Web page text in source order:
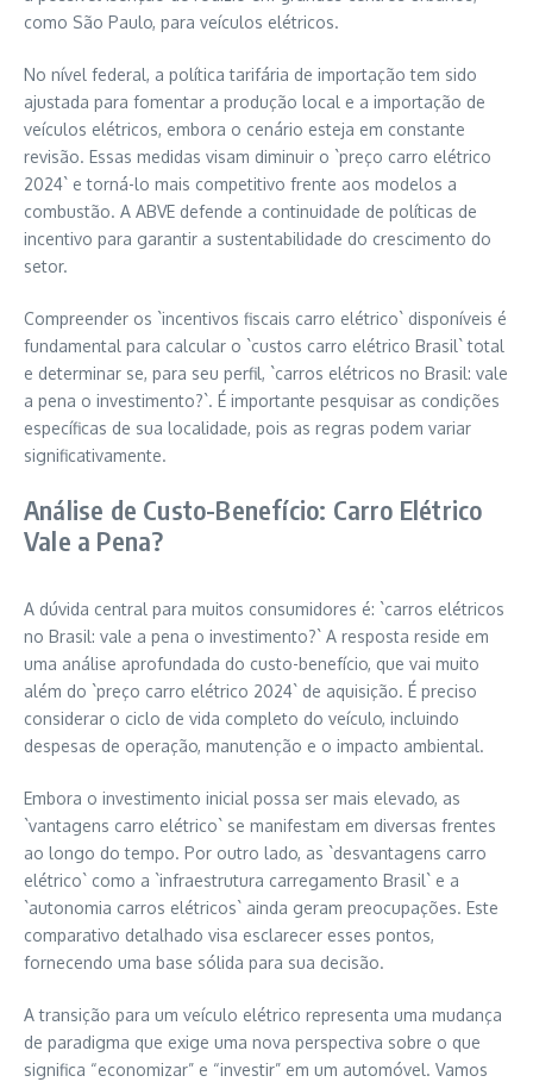
como São Paulo, para veículos elétricos.
No nível federal, a política tarifária de importação tem sido
ajustada para fomentar a produção local e a importação de
veículos elétricos, embora o cenário esteja em constante
revisão. Essas medidas visam diminuir o `preço carro elétrico
2024` e torná-lo mais competitivo frente aos modelos a
combustão. A ABVE defende a continuidade de políticas de
incentivo para garantir a sustentabilidade do crescimento do
setor.
Compreender os `incentivos fiscais carro elétrico` disponíveis é
fundamental para calcular o `custos carro elétrico Brasil` total
e determinar se, para seu perfil, `carros elétricos no Brasil: vale
a pena o investimento?`. É importante pesquisar as condições
específicas de sua localidade, pois as regras podem variar
significativamente.
Análise de Custo-Benefício: Carro Elétrico
Vale a Pena?
A dúvida central para muitos consumidores é: `carros elétricos
no Brasil: vale a pena o investimento?` A resposta reside em
uma análise aprofundada do custo-benefício, que vai muito
além do `preço carro elétrico 2024` de aquisição. É preciso
considerar o ciclo de vida completo do veículo, incluindo
despesas de operação, manutenção e o impacto ambiental.
Embora o investimento inicial possa ser mais elevado, as
`vantagens carro elétrico` se manifestam em diversas frentes
ao longo do tempo. Por outro lado, as `desvantagens carro
elétrico` como a `infraestrutura carregamento Brasil` e a
`autonomia carros elétricos` ainda geram preocupações. Este
comparativo detalhado visa esclarecer esses pontos,
fornecendo uma base sólida para sua decisão.
A transição para um veículo elétrico representa uma mudança
de paradigma que exige uma nova perspectiva sobre o que
significa “economizar” e “investir” em um automóvel. Vamos